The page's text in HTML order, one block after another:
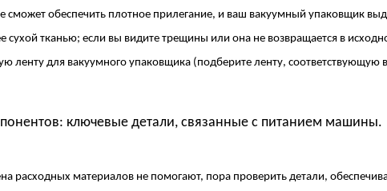
не сможет обеспечить плотное прилегание, и ваш вакуумный упаковщик
сухой тканью; если вы видите трещины или она не возвращается в
ленту для вакуумного упаковщика (подберите ленту,
ключевые детали, связанные с питанием машины.
расходных материалов не помогают, пора проверить детали,